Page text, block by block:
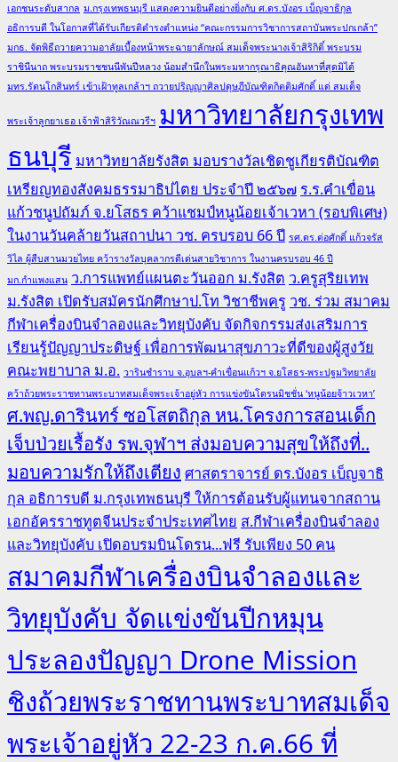
เอกชนระดับสากล ม.กรุงเทพธนบุรี แสดงความยินดีอย่างยิ่งกับ ศ.ดร.บังอร เบ็ญจาธิกุล
อธิการบดี ในโอกาสที่ได้รับเกียรติดำรงตำแหน่ง “คณะกรรมการวิชาการสถาบันพระปกเกล้า”
มกธ. จัดพิธีถวายความอาลัยเบื้องหน้าพระฉายาลักษณ์ สมเด็จพระนางเจ้าสิริกิติ์ พระบรม
ราชินีนาถ พระบรมราชชนนีพันปีหลวง น้อมสำนึกในพระมหากรุณาธิคุณอันหาที่สุดมิได้
มทร.รัตนโกสินทร์ เข้าเฝ้าทูลเกล้าฯ ถวายปริญญาศิลปดุษฎีบัณฑิตกิตติมศักดิ์ แด่ สมเด็จ
พระเจ้าลูกยาเธอ เจ้าฟ้าสิริวัณณวรีฯ มหาวิทยาลัยกรุงเทพ
ธนบุรี มหาวิทยาลัยรังสิต มอบรางวัลเชิดชูเกียรติบัณฑิต
เหรียญทองสังคมธรรมาธิปไตย ประจำปี ๒๕๖๗ ร.ร.คำเขื่อน
แก้วชนูปถัมภ์ จ.ยโสธร คว้าแชมป์หนูน้อยเจ้าเวหา (รอบพิเศษ)
ในงานวันคล้ายวันสถาปนา วช. ครบรอบ 66 ปี รศ.ดร.ต่อศักดิ์ แก้วจรัส
วิไล ผู้สืบสานมวยไทย คว้ารางวัลบุคลากรดีเด่นสายวิชาการ ในงานครบรอบ 46 ปี
มก.กำแพงแสน ว.การแพทย์แผนตะวันออก ม.รังสิต ว.ครูสุริยเทพ
ม.รังสิต เปิดรับสมัครนักศึกษาป.โท วิชาชีพครู วช. ร่วม สมาคม
กีฬาเครื่องบินจำลองและวิทยุบังคับ จัดกิจกรรมส่งเสริมการ
เรียนรู้ปัญญาประดิษฐ์ เพื่อการพัฒนาสุขภาวะที่ดีของผู้สูงวัย
คณะพยาบาล ม.อ. วารินชำราบ จ.อุบลฯ-คำเขื่อนแก้วฯ จ.ยโสธร-พระปฐมวิทยาลัย
คว้าถ้วยพระราชทานพระบาทสมเด็จพระเจ้าอยู่หัว การแข่งขันโดรนมิชชั่น ‘หนูน้อยจ้าวเวหา’
ศ.พญ.ดารินทร์ ซอโสตถิกุล หน.โครงการสอนเด็ก
เจ็บป่วยเรื้อรัง รพ.จุฬาฯ ส่งมอบความสุขให้ถึงที่..
มอบความรักให้ถึงเตียง ศาสตราจารย์ ดร.บังอร เบ็ญจาธิ
กุล อธิการบดี ม.กรุงเทพธนบุรี ให้การต้อนรับผู้แทนจากสถาน
เอกอัครราชทูตจีนประจำประเทศไทย ส.กีฬาเครื่องบินจำลอง
และวิทยุบังคับ เปิดอบรมบินโดรน...ฟรี รับเพียง 50 คน
สมาคมกีฬาเครื่องบินจำลองและ
วิทยุบังคับ จัดแข่งขันปีกหมุน
ประลองปัญญา Drone Mission
ชิงถ้วยพระราชทานพระบาทสมเด็จ
พระเจ้าอยู่หัว 22-23 ก.ค.66 ที่